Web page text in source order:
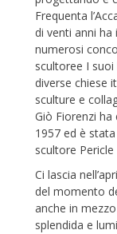
Frequenta
di venti anni
numerosi
scultoree I
diverse chiese
sculture e
Giò Fiorenzi
1957 ed è
scultore Pericle
Ci lascia
del momento
anche in
splendida e